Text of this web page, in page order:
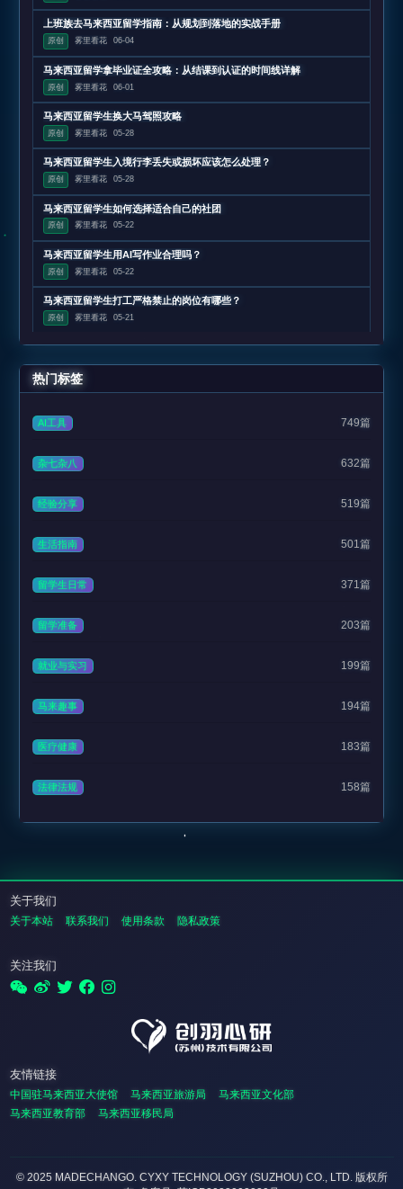
上班族去马来西亚留学指南：从规划到落地的实战手册
原创 雾里看花 06-04
马来西亚留学拿毕业证全攻略：从结课到认证的时间线详解
原创 雾里看花 06-01
马来西亚留学生换大马驾照攻略
原创 雾里看花 05-28
马来西亚留学生入境行李丢失或损坏应该怎么处理？
原创 雾里看花 05-28
马来西亚留学生如何选择适合自己的社团
原创 雾里看花 05-22
马来西亚留学生用AI写作业合理吗？
原创 雾里看花 05-22
马来西亚留学生打工严格禁止的岗位有哪些？
原创 雾里看花 05-21
热门标签
AI工具 749篇
杂七杂八 632篇
经验分享 519篇
生活指南 501篇
留学生日常 371篇
留学准备 203篇
就业与实习 199篇
马来趣事 194篇
医疗健康 183篇
法律法规 158篇
关于我们
关于本站 联系我们 使用条款 隐私政策
关注我们
友情链接
中国驻马来西亚大使馆 马来西亚旅游局
马来西亚文化部
马来西亚教育部
马来西亚移民局
© 2025 MADECHANGO. CYXY TECHNOLOGY (SUZHOU) CO., LTD. 版权所